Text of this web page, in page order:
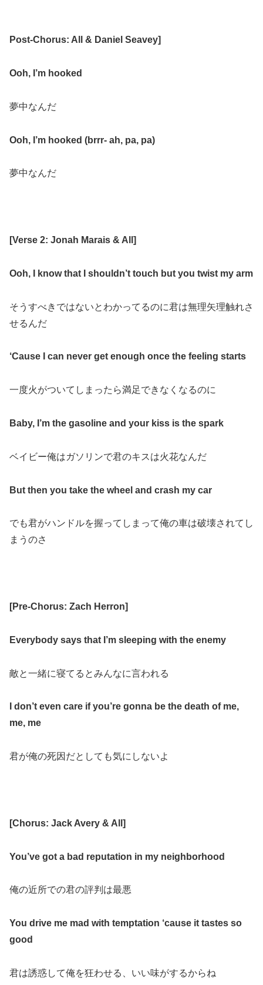
Post-Chorus: All & Daniel Seavey]
Ooh, I’m hooked
夢中なんだ
Ooh, I’m hooked (brrr- ah, pa, pa)
夢中なんだ
[Verse 2: Jonah Marais & All ]
Ooh, I know that I shouldn’t touch but you twist my arm
そうすべきではないとわかってるのに君は無理矢理触れさ
せるんだ
‘Cause I can never get enough once the feeling starts
一度火がついてしまったら満足できなくなるのに
Baby, I’m the gasoline and your kiss is the spark
ベイビー俺はガソリンで君のキスは火花なんだ
But then you take the wheel and crash my car
でも君がハンドルを握ってしまって俺の車は破壊されてし
まうのさ
[Pre-Chorus: Zach Herron]
Everybody says that I’m sleeping with the enemy
敵と一緒に寝てるとみんなに言われる
I don’t even care if you’re gonna be the death of me,
me, me
君が俺の死因だとしても気にしないよ
[Chorus: Jack Avery & All ]
You’ve got a bad reputation in my neighborhood
俺の近所での君の評判は最悪
You drive me mad with temptation ‘cause it tastes so
good
君は誘惑して俺を狂わせる、いい味がするからね